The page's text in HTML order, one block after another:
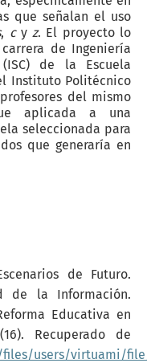
que señalan el uso
, cyz. El proyecto lo
de Ingeniería
de la Escuela
Instituto Politécnico
del mismo
aplicada a una
seleccionada para
que generaría en
de Futuro.
de la Información.
Educativa en
Recuperado de
users/virtuami/